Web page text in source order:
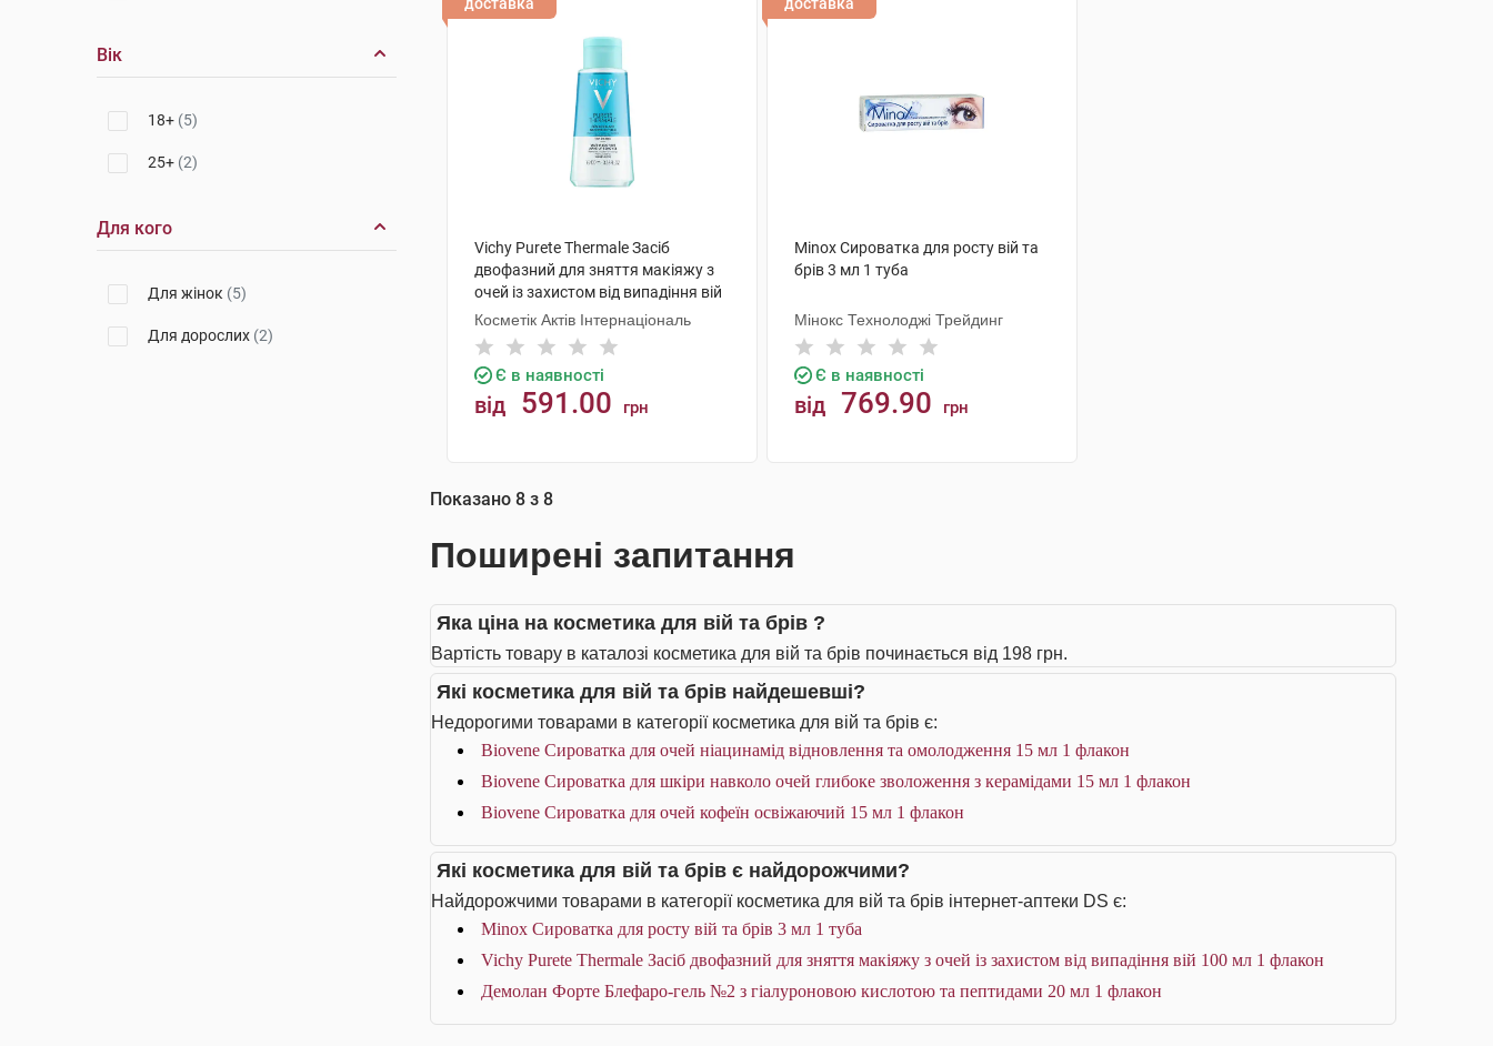
Вік
18+ (5)
25+ (2)
Для кого
Для жінок (5)
Для дорослих (2)
Vichy Purete Thermale Засіб
двофазний для зняття макіяжу з
очей із захистом від випадіння вій
100 мл 1 флакон
Косметік Актів Інтернаціональ
Є в наявності
від 591.00 грн
Minox Сироватка для росту вій та
брів 3 мл 1 туба
Мінокс Технолоджі Трейдинг
Є в наявності
від 769.90 грн
Показано 8 з 8
Поширені запитання
Яка ціна на косметика для вій та брів ?
Вартість товару в каталозі косметика для вій та брів починається від 198 грн.
Які косметика для вій та брів найдешевші?
Недорогими товарами в категорії косметика для вій та брів є:
Biovene Сироватка для очей ніацинамід відновлення та омолодження 15 мл 1 флакон
Biovene Сироватка для шкіри навколо очей глибоке зволоження з керамідами 15 мл 1 флакон
Biovene Сироватка для очей кофеїн освіжаючий 15 мл 1 флакон
Які косметика для вій та брів є найдорожчими?
Найдорожчими товарами в категорії косметика для вій та брів інтернет-аптеки DS є:
Minox Сироватка для росту вій та брів 3 мл 1 туба
Vichy Purete Thermale Засіб двофазний для зняття макіяжу з очей із захистом від випадіння вій 100 мл 1 флакон
Демолан Форте Блефаро-гель №2 з гіалуроновою кислотою та пептидами 20 мл 1 флакон